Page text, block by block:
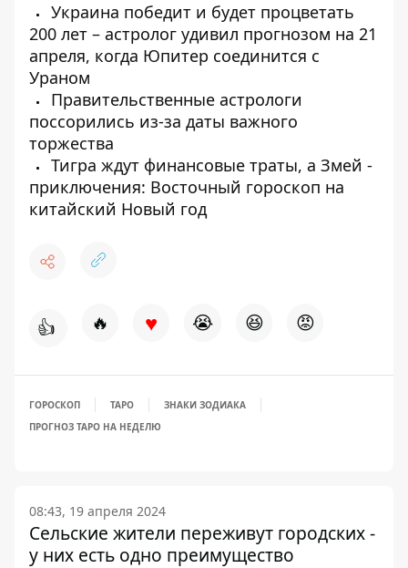
Украина победит и будет процветать
200 лет – астролог удивил прогнозом на 21
апреля, когда Юпитер соединится с
Ураном
Правительственные астрологи
поссорились из-за даты важного
торжества
Тигра ждут финансовые траты, а Змей -
приключения: Восточный гороскоп на
китайский Новый год
👍 🔥 ♥ 😭 😆 😡
ГОРОСКОП ТАРО
ЗНАКИ ЗОДИАКА
ПРОГНОЗ ТАРО НА НЕДЕЛЮ
08:43, 19 апреля 2024
Сельские жители переживут городских -
у них есть одно преимущество